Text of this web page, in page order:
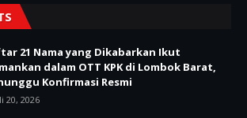
21 Nama yang Dikabarkan Ikut
dalam OTT KPK di Lombok Barat,
Konfirmasi Resmi
20, 2026